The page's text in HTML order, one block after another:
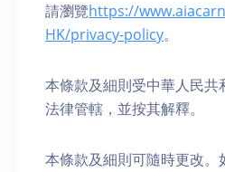
請瀏覽https://
HK/privacy-policy。
本條款及細則受中華人民共
法律管轄，並按其解釋。
本條款及細則可隨時更改。